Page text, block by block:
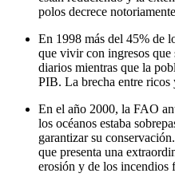
polos decrece
En 1998 más del 45% de
que vivir con ingresos que
diarios mientras que la
PIB. La brecha entre ricos
En el año 2000, la FAO
los océanos estaba
garantizar su
que presenta una
erosión y de los incendios